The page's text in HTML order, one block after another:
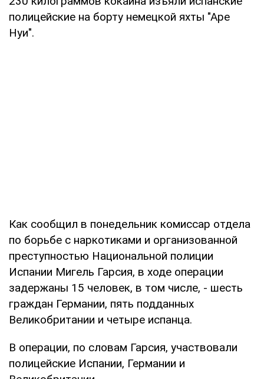
полицейские на борту немецкой яхты "Аре
Нуи".
Как сообщил в понедельник комиссар отдела
по борьбе с наркотиками и организованной
преступностью Национальной полиции
Испании Мигель Гарсия, в ходе операции
задержаны 15 человек, в том числе, - шесть
граждан Германии, пять подданных
Великобритании и четыре испанца.
В операции, по словам Гарсия, участвовали
полицейские Испании, Германии и